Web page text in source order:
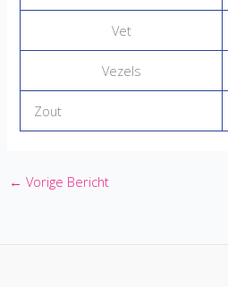
Vet
Vezels
Zout
← Vorige Bericht